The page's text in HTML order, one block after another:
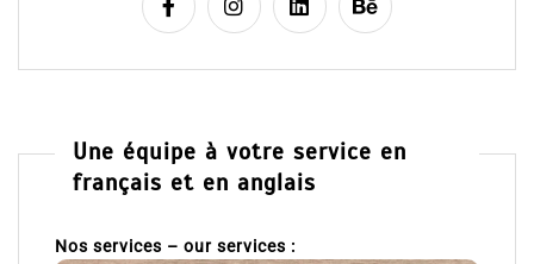
Une équipe à votre service en
français et en anglais
Nos services – our services :